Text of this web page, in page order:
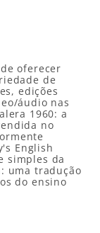
oferecer
de
edições
áudio nas
1960: a
no
English
simples da
uma tradução
do ensino